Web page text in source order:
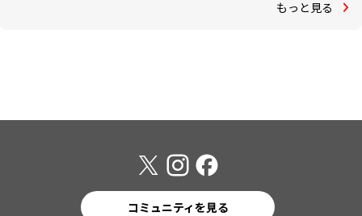
もっと見る
コミュニティを見る